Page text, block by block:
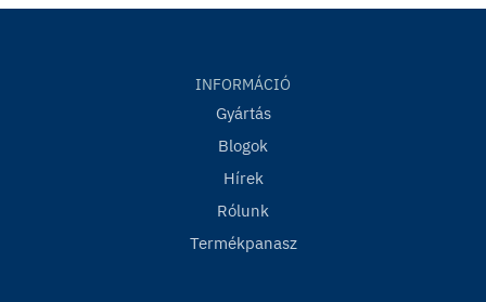
INFORMÁCIÓ
Gyártás
Blogok
Hírek
Rólunk
Termékpanasz